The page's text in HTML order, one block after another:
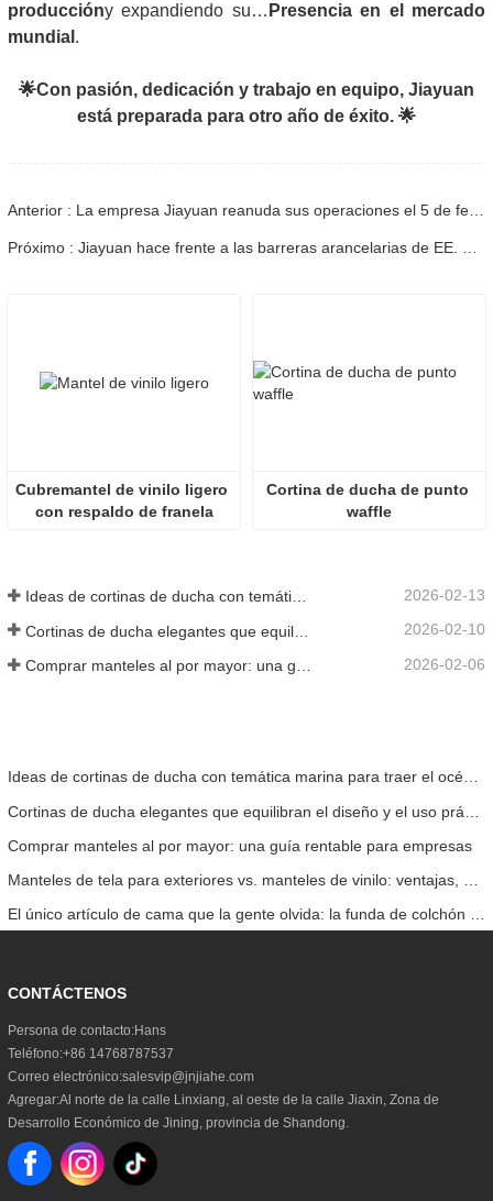
produccióny expandiendo su… Presencia en el mercado
mundial .
🌟Con pasión, dedicación y trabajo en equipo, Jiayuan
está preparada para otro año de éxito. 🌟
Cubremantel de vinilo ligero
con respaldo de franela
Cortina de ducha de punto
waffle
Ideas de cortinas de ducha con temática marina para traer el océano al interior 2026-02-13
2026-02-10
2026-02-06
Ideas de cortinas de ducha con temática marina para traer el océano al interior
Comprar manteles al por mayor: una guía rentable para empresas
El único artículo de cama que la gente olvida: la funda de colchón ajustable
CONTÁCTENOS
Persona de contacto:Hans
Teléfono:+86 14768787537
Correo electrónico:salesvip@jnjiahe.com
Agregar:Al norte de la calle Linxiang, al oeste de la calle Jiaxin, Zona de
Desarrollo Económico de Jining, provincia de Shandong.